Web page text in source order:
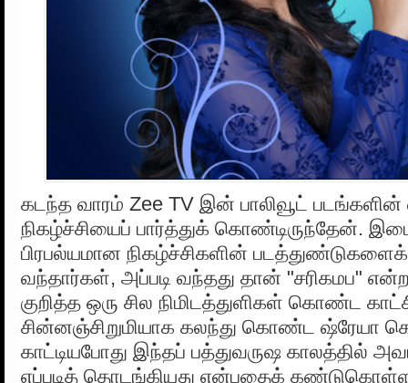
கடந்த வாரம் Zee TV இன் பாலிவூட் படங்களின்
நிகழ்ச்சியைப் பார்த்துக் கொண்டிருந்தேன்.
பிரபல்யமான நிகழ்ச்சிகளின்
வந்தார்கள், அப்படி வந்தது தான் "சரிகமப"
குறித்த ஒரு சில நிமிடத்துளிகள் கொண்ட
சின்னஞ்சிறுமியாக கலந்து கொண்ட ஷ்ரேயா
காட்டியபோது இந்தப் பத்துவருஷ காலத்தில்
எப்படித் தொடங்கியது என்பதைக்